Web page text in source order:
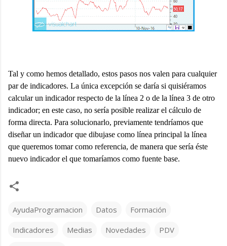
Tal y como hemos detallado, estos pasos nos valen para cualquier
par de indicadores. La única excepción se daría si quisiéramos
calcular un indicador respecto de la línea 2 o de la línea 3 de otro
indicador; en este caso, no sería posible realizar el cálculo de
forma directa. Para solucionarlo, previamente tendríamos que
diseñar un indicador que dibujase como línea principal la línea
que queremos tomar como referencia, de manera que sería éste
nuevo indicador el que tomaríamos como fuente base.
AyudaProgramacion Datos
Formación
Indicadores
Medias Novedades
PDV